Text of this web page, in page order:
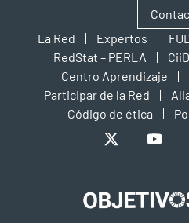
La Red
Expertos
RedStat – PERLA
Centro Aprendizaje
Participar de la Red
Código de ética